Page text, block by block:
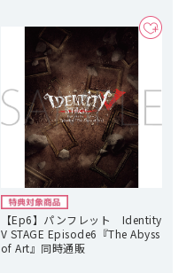
【Ep6】パンフレット Identity
V STAGE Episode6『The Abyss
of Art』同時通販